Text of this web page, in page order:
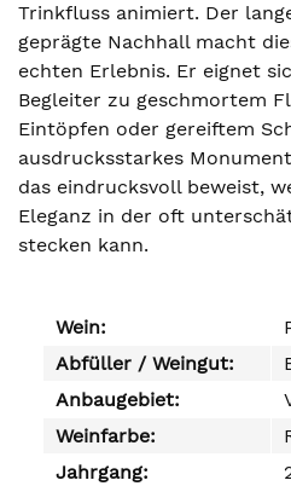
Trinkfluss animiert. Der
geprägte Nachhall macht
echten Erlebnis. Er eignet
Begleiter zu geschmortem
Eintöpfen oder gereiftem
ausdrucksstarkes
das eindrucksvoll beweist,
Eleganz in der oft
stecken kann.
Wein:
Abfüller / Weingut:
Anbaugebiet:
Weinfarbe:
Jahrgang: